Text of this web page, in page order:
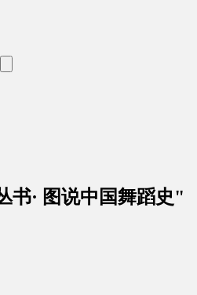
书· 图说中国舞蹈史"